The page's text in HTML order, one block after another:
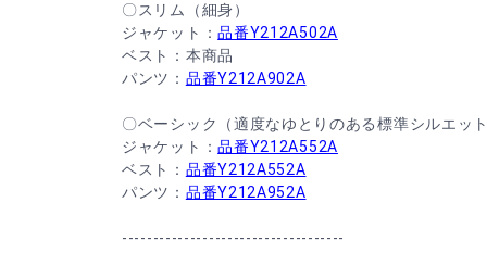
〇スリム（細身）
ジャケット：品番Y212A502A
ベスト：本商品
パンツ： 品番Y212A902A
〇ベーシック（適度なゆとりのある標準シルエッ
ジャケット：品番Y212A552A
ベスト： 品番Y212A552A
パンツ： 品番Y212A952A
------------------------------------